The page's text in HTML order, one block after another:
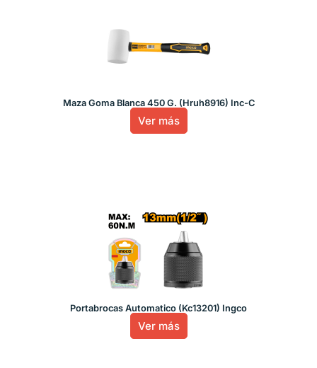
Maza Goma Blanca 450 G. (Hruh8916) Inc-C
Ver más
Portabrocas Automatico (Kc13201) Ingco
Ver más